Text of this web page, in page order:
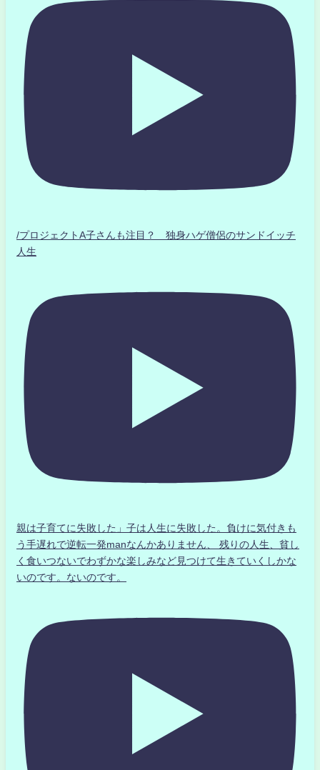
/プロジェクトA子さんも注目？ 独身ハゲ僧侶のサンドイッチ
人生
親は子育てに失敗した」子は人生に失敗した。負けに気付きも
う手遅れで逆転一発manなんかありません、 残りの人生、貧し
く食いつないでわずかな楽しみなど見つけて生きていくしかな
いのです。ないのです。